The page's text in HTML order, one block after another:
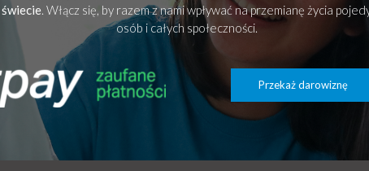
świecie. Włącz się, by razem z nami wpływać na przemianę życia
osób i całych społeczności.
Przekaż darowiznę